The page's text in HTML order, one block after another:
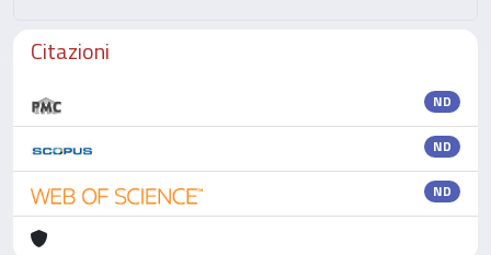
Citazioni
ND
ND
ND